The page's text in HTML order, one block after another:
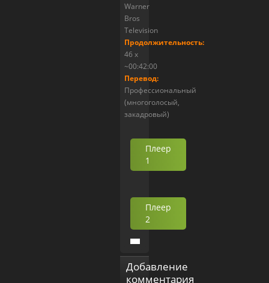
Warner
Bros
Television
Продолжительность:
46 x
~00:42:00
Перевод:
Профессиональный
(многоголосый,
закадровый)
Плеер
1
Плеер
2
Добавление
комментария